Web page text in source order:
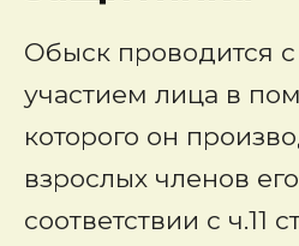
Обыск проводится
участием лица в
которого он
взрослых членов
соответствии с ч.11